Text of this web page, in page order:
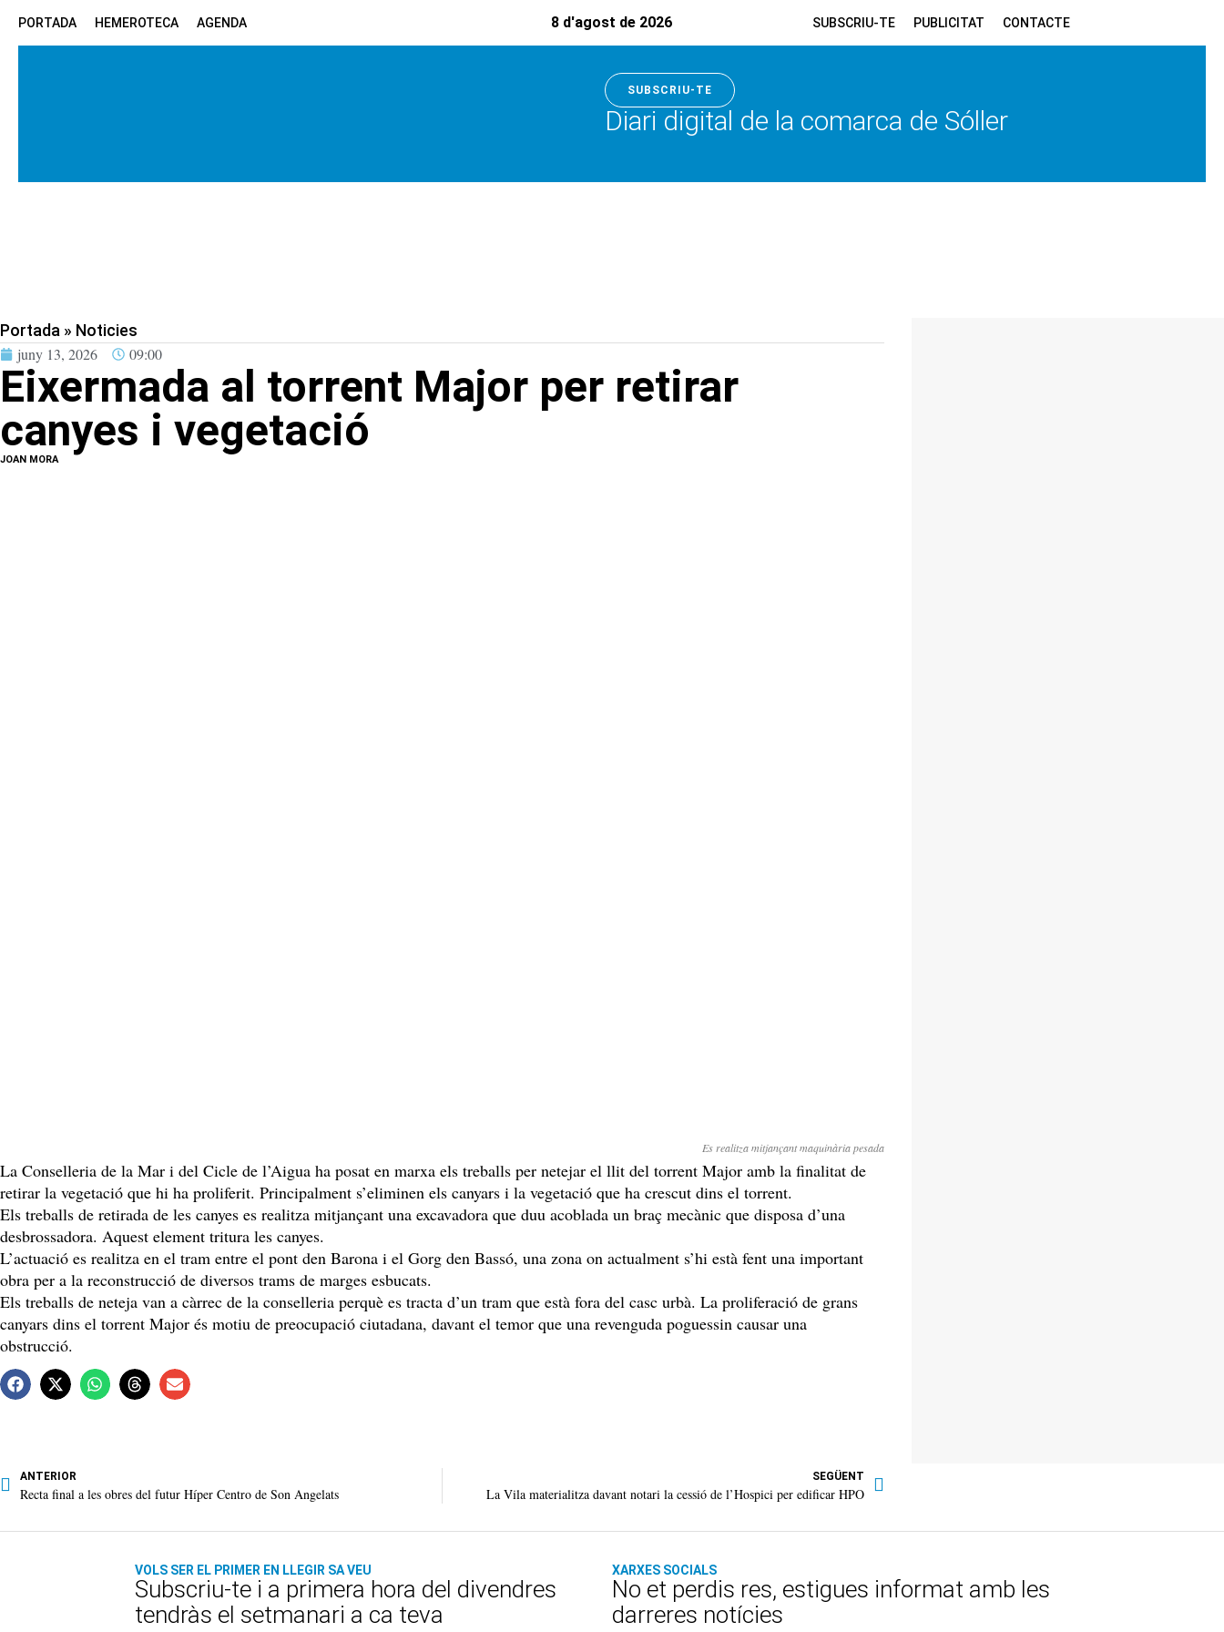
PORTADA HEMEROTECA AGENDA 8 d'agost de 2026 SUBSCRIU-TE PUBLICITAT CONTACTE
SUBSCRIU-TE
Diari digital de la comarca de Sóller
Portada » Noticies
juny 13, 2026
09:00
Eixermada al torrent Major per retirar
canyes i vegetació
JOAN MORA
Es realitza mitjançant maquinària pesada
La Conselleria de la Mar i del Cicle de l’Aigua ha posat en marxa els treballs per netejar el llit del torrent Major amb la finalitat de
retirar la vegetació que hi ha proliferit. Principalment s’eliminen els canyars i la vegetació que ha crescut dins el torrent.
Els treballs de retirada de les canyes es realitza mitjançant una excavadora que duu acoblada un braç mecànic que disposa d’una
desbrossadora. Aquest element tritura les canyes.
L’actuació es realitza en el tram entre el pont den Barona i el Gorg den Bassó, una zona on actualment s’hi està fent una important
obra per a la reconstrucció de diversos trams de marges esbucats.
Els treballs de neteja van a càrrec de la conselleria perquè es tracta d’un tram que està fora del casc urbà. La proliferació de grans
canyars dins el torrent Major és motiu de preocupació ciutadana, davant el temor que una revenguda poguessin causar una
obstrucció.
ANTERIOR
Recta final a les obres del futur Híper Centro de Son Angelats
SEGÜENT
La Vila materialitza davant notari la cessió de l’Hospici per edificar HPO
VOLS SER EL PRIMER EN LLEGIR SA VEU
Subscriu-te i a primera hora del divendres
tendràs el setmanari a ca teva
XARXES SOCIALS
No et perdis res, estigues informat amb les
darreres notícies